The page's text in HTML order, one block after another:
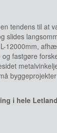
tendens til at
slides
12000mm,
fastgøre
i hele